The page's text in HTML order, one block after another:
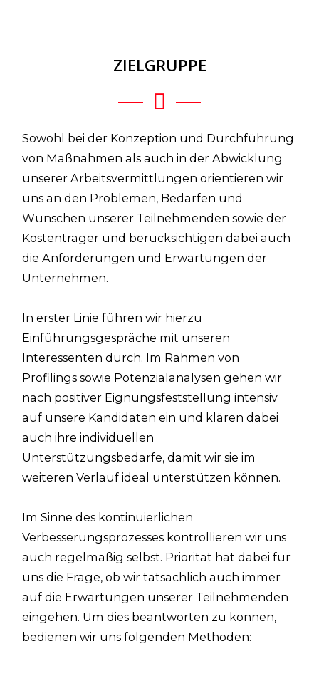
ZIELGRUPPE
Sowohl bei der Konzeption und Durchführung
von Maßnahmen als auch in der Abwicklung
unserer Arbeitsvermittlungen orientieren wir
uns an den Problemen, Bedarfen und
Wünschen unserer Teilnehmenden sowie der
Kostenträger und berücksichtigen dabei auch
die Anforderungen und Erwartungen der
Unternehmen.
In erster Linie führen wir hierzu
Einführungsgespräche mit unseren
Interessenten durch. Im Rahmen von
Profilings sowie Potenzialanalysen gehen wir
nach positiver Eignungsfeststellung intensiv
auf unsere Kandidaten ein und klären dabei
auch ihre individuellen
Unterstützungsbedarfe, damit wir sie im
weiteren Verlauf ideal unterstützen können.
Im Sinne des kontinuierlichen
Verbesserungsprozesses kontrollieren wir uns
auch regelmäßig selbst. Priorität hat dabei für
uns die Frage, ob wir tatsächlich auch immer
auf die Erwartungen unserer Teilnehmenden
eingehen. Um dies beantworten zu können,
bedienen wir uns folgenden Methoden:​